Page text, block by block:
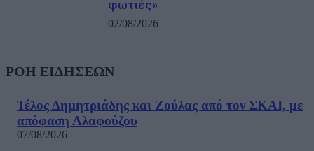
φωτιές»
02/08/2026
ΡΟΗ ΕΙΔΗΣΕΩΝ
Τέλος Δημητριάδης και Ζούλας από τον ΣΚΑΙ, με
απόφαση Αλαφούζου
07/08/2026